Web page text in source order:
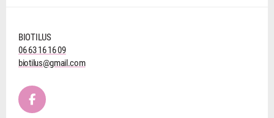
BIOTILUS
06 63 16 16 09
biotilus@gmail.com